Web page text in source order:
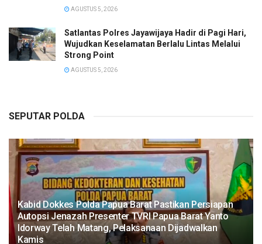
AGUSTUS 5, 2026
Satlantas Polres Jayawijaya Hadir di Pagi Hari,
Wujudkan Keselamatan Berlalu Lintas Melalui
Strong Point
AGUSTUS 5, 2026
SEPUTAR POLDA
Kabid Dokkes Polda Papua Barat Pastikan Persiapan
Autopsi Jenazah Presenter TVRI Papua Barat Yanto
Idorway Telah Matang, Pelaksanaan Dijadwalkan
Kamis